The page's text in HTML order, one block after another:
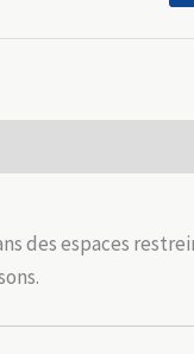
des espaces